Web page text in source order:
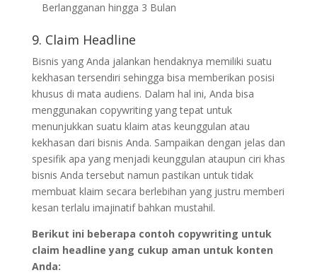
Berlangganan hingga 3 Bulan
9. Claim Headline
Bisnis yang Anda jalankan hendaknya memiliki suatu
kekhasan tersendiri sehingga bisa memberikan posisi
khusus di mata audiens. Dalam hal ini, Anda bisa
menggunakan copywriting yang tepat untuk
menunjukkan suatu klaim atas keunggulan atau
kekhasan dari bisnis Anda. Sampaikan dengan jelas dan
spesifik apa yang menjadi keunggulan ataupun ciri khas
bisnis Anda tersebut namun pastikan untuk tidak
membuat klaim secara berlebihan yang justru memberi
kesan terlalu imajinatif bahkan mustahil.
Berikut ini beberapa contoh copywriting untuk
claim headline yang cukup aman untuk konten
Anda: